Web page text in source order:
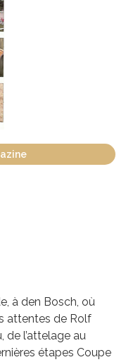
à den Bosch, où
attentes de Rolf
de l’attelage au
étapes Coupe